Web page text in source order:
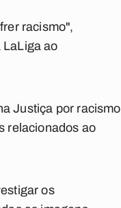
racismo",
LaLiga ao
Justiça por racismo
relacionados ao
os